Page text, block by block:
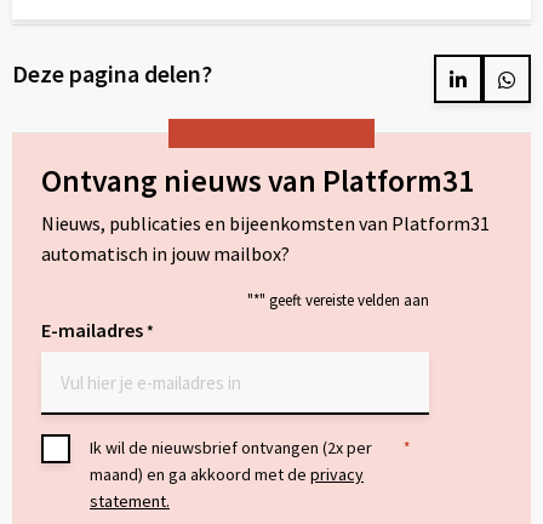
over
Deze pagina delen?
Delen
LinkedIn
Ontvang nieuws van Platform31
Nieuws, publicaties en bijeenkomsten van Platform31
automatisch in jouw mailbox?
"*" geeft vereiste velden aan
E-mailadres*
Toestemming
Ik wil de nieuwsbrief ontvangen (2x per
maand) en ga akkoord met de privacy
statement.
*